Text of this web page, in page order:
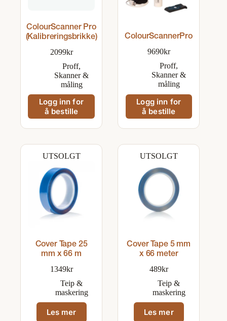
ColourScanner Pro
(Kalibreringsbrikke)
2099kr
Proff,
Skanner &
måling
Logg inn for
å bestille
ColourScannerPro
9690kr
Proff,
Skanner &
måling
Logg inn for
å bestille
UTSOLGT
Cover Tape 25
mm x 66 m
1349kr
Teip &
maskering
Les mer
UTSOLGT
Cover Tape 5 mm
x 66 meter
489kr
Teip &
maskering
Les mer